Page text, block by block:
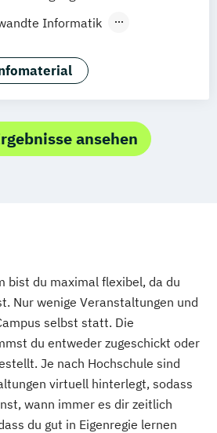
und Innovation
Technik
Marketing
Mechatronik
und Automatisierung
Systemisches
Dortmund
Informatik
App-Entwicklung
und
and Organizational
kompakt
Elektrotechnik
IT-Sicherheit
hybride Antriebe
ansehen
bist du maximal flexibel, da du
Nur wenige Veranstaltungen und
selbst statt. Die
du entweder zugeschickt oder
Je nach Hochschule sind
virtuell hinterlegt, sodass
wann immer es dir zeitlich
du gut in Eigenregie lernen